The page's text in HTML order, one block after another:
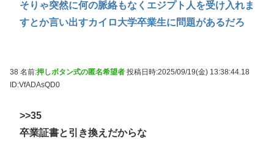
そりゃ突然に何の脈絡もなくエジプト人を受け入れま
すとか言い出すカイロ大学卒業生に問題があるだろ
38 名前:押しボタン式の匿名希望者 投稿日時:2025/09/19(金) 13:38:44.18
ID:VfADAsQD0
>>35
卒業証書と引き換えだからな